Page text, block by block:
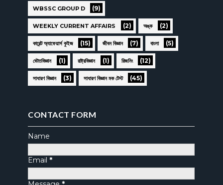
WBSSC GROUP D (9)
WEEKLY CURRENT AFFAIRS (2) অঙ্ক (2)
কারেন্ট অ্যাফেয়ার্স কুইজ (15) জীবন বিজ্ঞান (7) বাংলা (5)
ভৌতবিজ্ঞান (1) রাষ্ট্রবিজ্ঞান (1) রিজনিং (12)
সাধারণ বিজ্ঞান (3) সাধারণ বিজ্ঞান মক টেস্ট (45)
CONTACT FORM
Name
Email *